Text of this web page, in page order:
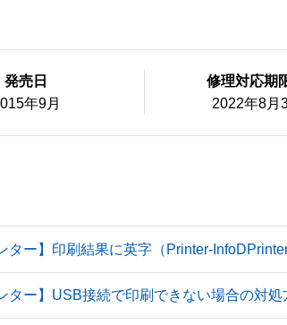
発売日
年9月
修理対応期
2022年8月
ター】印刷結果に英字（Printer-
ター】USB接続で印刷できない場合の対処